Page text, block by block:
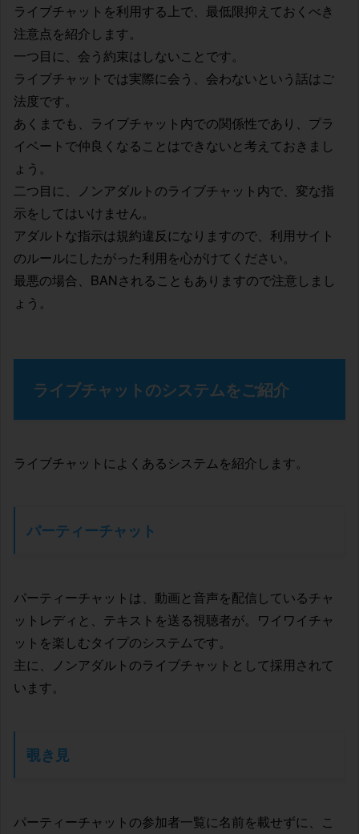
ライブチャットを利用する上で、最低限抑えておくべき
注意点を紹介します。
一つ目に、会う約束はしないことです。
ライブチャットでは実際に会う、会わないという話はご
法度です。
あくまでも、ライブチャット内での関係性であり、プラ
イベートで仲良くなることはできないと考えておきまし
ょう。
二つ目に、ノンアダルトのライブチャット内で、変な指
示をしてはいけません。
アダルトな指示は規約違反になりますので、利用サイト
のルールにしたがった利用を心がけてください。
最悪の場合、BANされることもありますので注意しまし
ょう。
ライブチャットのシステムをご紹介
ライブチャットによくあるシステムを紹介します。
パーティーチャット
パーティーチャットは、動画と音声を配信しているチャ
ットレディと、テキストを送る視聴者が。ワイワイチャ
ットを楽しむタイプのシステムです。
主に、ノンアダルトのライブチャットとして採用されて
います。
覗き見
パーティーチャットの参加者一覧に名前を載せずに、こ